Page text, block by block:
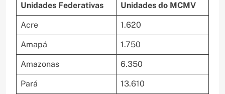
Unidades Federativas Unidades do MCMV
Acre 1.620
Amapá 1.750
Amazonas 6.350
Pará 13.610